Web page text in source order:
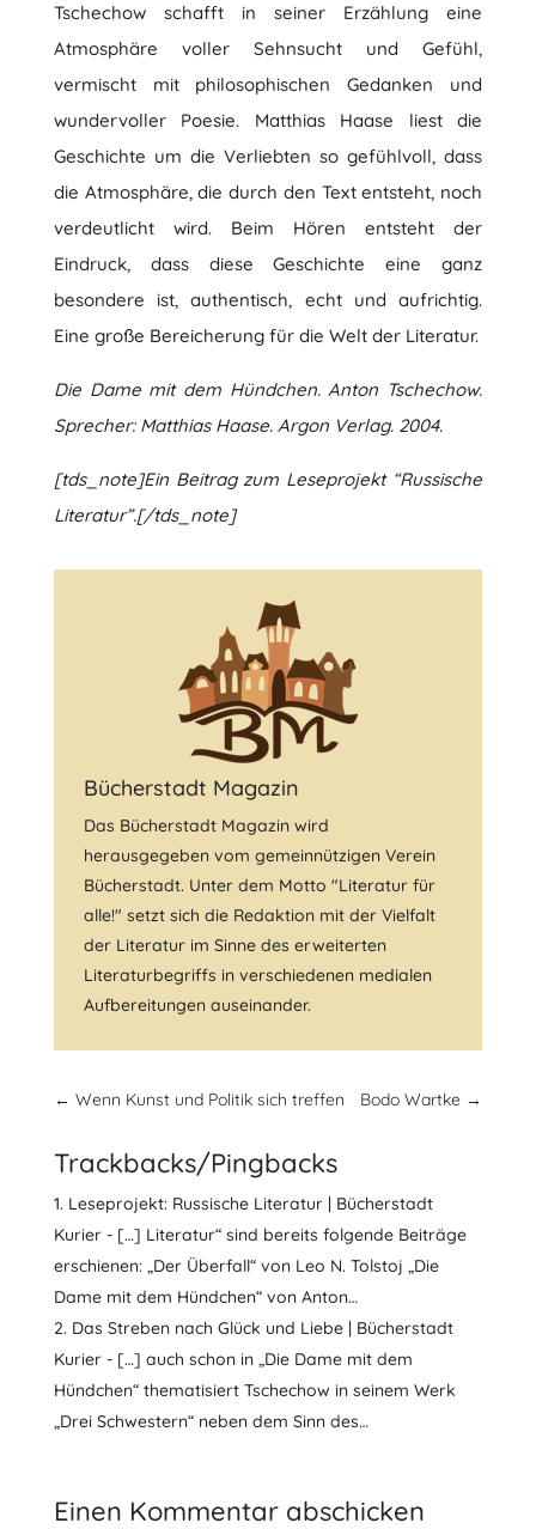
Tschechow schafft in seiner Erzählung eine
Atmosphäre voller Sehnsucht und Gefühl,
vermischt mit philosophischen Gedanken und
wundervoller Poesie. Matthias Haase liest die
Geschichte um die Verliebten so gefühlvoll, dass
die Atmosphäre, die durch den Text entsteht, noch
verdeutlicht wird. Beim Hören entsteht der
Eindruck, dass diese Geschichte eine ganz
besondere ist, authentisch, echt und aufrichtig.
Eine große Bereicherung für die Welt der Literatur.
Die Dame mit dem Hündchen. Anton Tschechow.
Sprecher: Matthias Haase. Argon Verlag. 2004.
[tds_note]Ein Beitrag zum Leseprojekt “Russische
Literatur”.[/tds_note]
Bücherstadt Magazin
Das Bücherstadt Magazin wird
herausgegeben vom gemeinnützigen Verein
Bücherstadt. Unter dem Motto "Literatur für
alle!" setzt sich die Redaktion mit der Vielfalt
der Literatur im Sinne des erweiterten
Literaturbegriffs in verschiedenen medialen
Aufbereitungen auseinander.
← Wenn Kunst und Politik sich treffen Bodo Wartke →
Trackbacks/Pingbacks
Leseprojekt: Russische Literatur | Bücherstadt
Kurier - […] Literatur“ sind bereits folgende Beiträge
erschienen: „Der Überfall“ von Leo N. Tolstoj „Die
Dame mit dem Hündchen“ von Anton…
Das Streben nach Glück und Liebe | Bücherstadt
Kurier - […] auch schon in „Die Dame mit dem
Hündchen“ thematisiert Tschechow in seinem Werk
„Drei Schwestern“ neben dem Sinn des…
Einen Kommentar abschicken